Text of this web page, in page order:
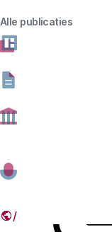
Alle publicaties
samen met
marktplein eruit
toevoegen aan
virtuele